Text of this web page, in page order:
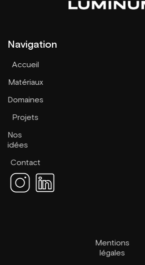
Navigation
Accueil
Matériaux
Domaines
Projets
Nos
idées
Contact
Mentions
légales